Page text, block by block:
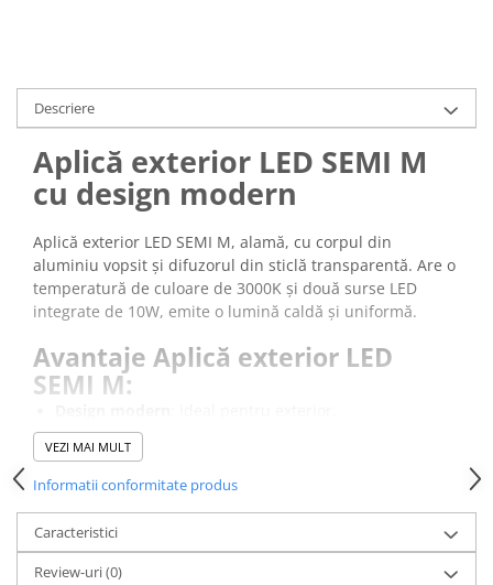
Descriere
Aplică exterior LED SEMI M
cu design modern
Aplică exterior LED SEMI M, alamă, cu corpul din
aluminiu vopsit și difuzorul din sticlă transparentă. Are o
temperatură de culoare de 3000K și două surse LED
integrate de 10W, emite o lumină caldă și uniformă.
Avantaje Aplică exterior LED
SEMI M:
Tehnologie LED integrată
lumină caldă (3000K) și flux luminos de 500 lm.
Corp rezistent: aluminiu vopsit și sticlă transparentă.
pentru exterior.
Dimensiuni compacte: 17.5 cm lungime, 9 cm
înălțime, montaj ușor pe perete.
VEZI MAI MULT
Informatii conformitate produs
Caracteristici
Review-uri(0)